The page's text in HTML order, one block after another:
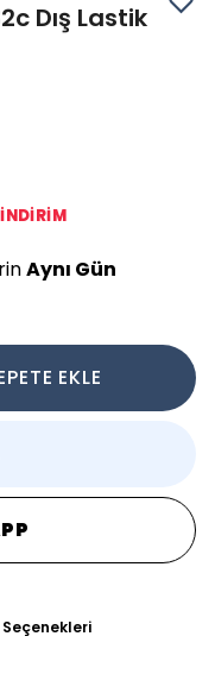
Dış Lastik
Aynı Gün
EKLE